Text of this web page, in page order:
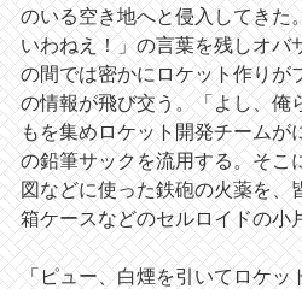
のいる空き地へと侵入してきた
いわねえ！」の言葉を残しオバ
の間では密かにロケット作りが
の情報が飛び交う。「よし、俺
もを集めロケット開発チームが
の鉛筆サックを流用する。そこ
図などに使った鉄砲の火薬を、
箱ケースなどのセルロイドの小
「ピュー、白煙を引いてロケッ